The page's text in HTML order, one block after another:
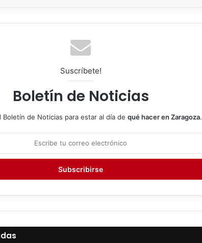
Suscríbete!
Boletín de Noticias
Boletín de Noticias para estar al día de qué hacer en Zaragoza.